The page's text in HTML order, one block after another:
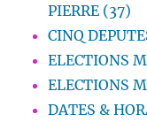
PIERRE (37)
CINQ
ELECTIONS
ELECTIONS
DATES &